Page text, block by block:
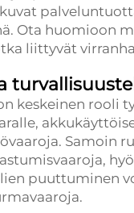
Ota huomioon
liittyvät
keskeinen rooli
Samoin
puuttuminen